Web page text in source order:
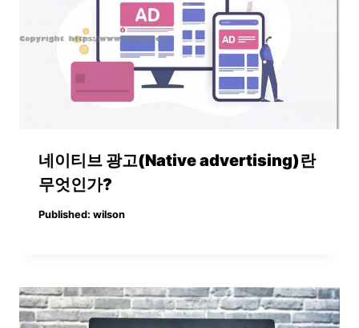
네이티브 광고(Native advertising)란
무엇인가?
Published: wilson